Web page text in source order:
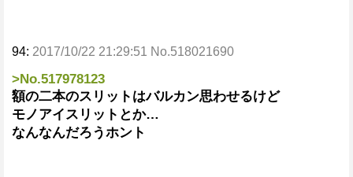
94: 2017/10/22 21:29:51 No.518021690
>No.517978123
額の二本のスリットはバルカン思わせるけど
モノアイスリットとか…
なんなんだろうホント